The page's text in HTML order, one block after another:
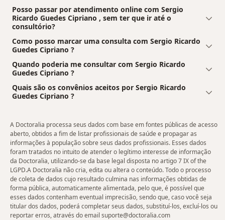
Posso passar por atendimento online com Sergio
Ricardo Guedes Cipriano , sem ter que ir até o
consultório?
Como posso marcar uma consulta com Sergio Ricardo
Guedes Cipriano ?
Quando poderia me consultar com Sergio Ricardo
Guedes Cipriano ?
Quais são os convênios aceitos por Sergio Ricardo
Guedes Cipriano ?
A Doctoralia processa seus dados com base em fontes públicas de acesso
aberto, obtidos a fim de listar profissionais de saúde e propagar as
informações à população sobre seus dados profissionais. Esses dados
foram tratados no intuito de atender o legítimo interesse de informação
da Doctoralia, utilizando-se da base legal disposta no artigo 7 IX of the
LGPD.A Doctoralia não cria, edita ou altera o conteúdo. Todo o processo
de coleta de dados cujo resultado culmina nas informações obtidas de
forma pública, automaticamente alimentada, pelo que, é possível que
esses dados contenham eventual imprecisão, sendo que, caso você seja
titular dos dados, poderá completar seus dados, substituí-los, excluí-los ou
reportar erros, através do email suporte@doctoralia.com